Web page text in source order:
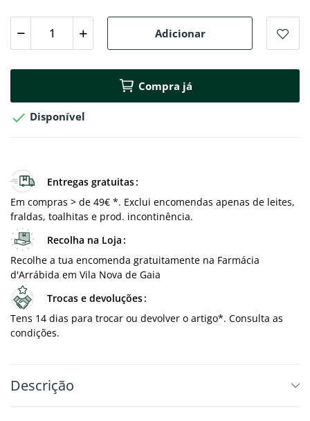
Adicionar
Compra já
 Disponível
Entregas gratuitas
Em compras > de 49€ *. Exclui encomendas apenas de leites,
fraldas, toalhitas e prod. incontinência.
Recolha na Loja
Recolhe a tua encomenda gratuitamente na Farmácia
d'Arrábida em Vila Nova de Gaia
Trocas e devoluções
Tens 14 dias para trocar ou devolver o artigo*. Consulta as
condições.
Descrição